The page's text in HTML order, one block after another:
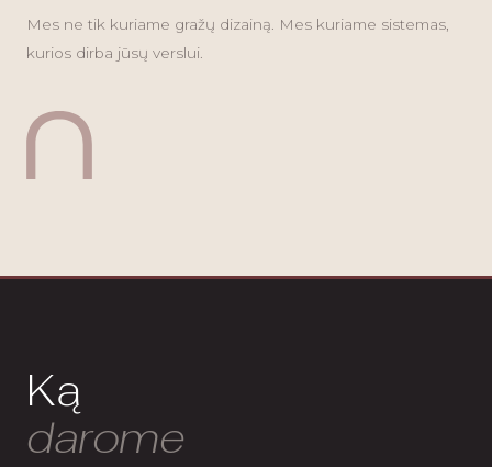
Mes ne tik kuriame gražų dizainą. Mes kuriame sistemas,
kurios dirba jūsų verslui.
Ką
darome